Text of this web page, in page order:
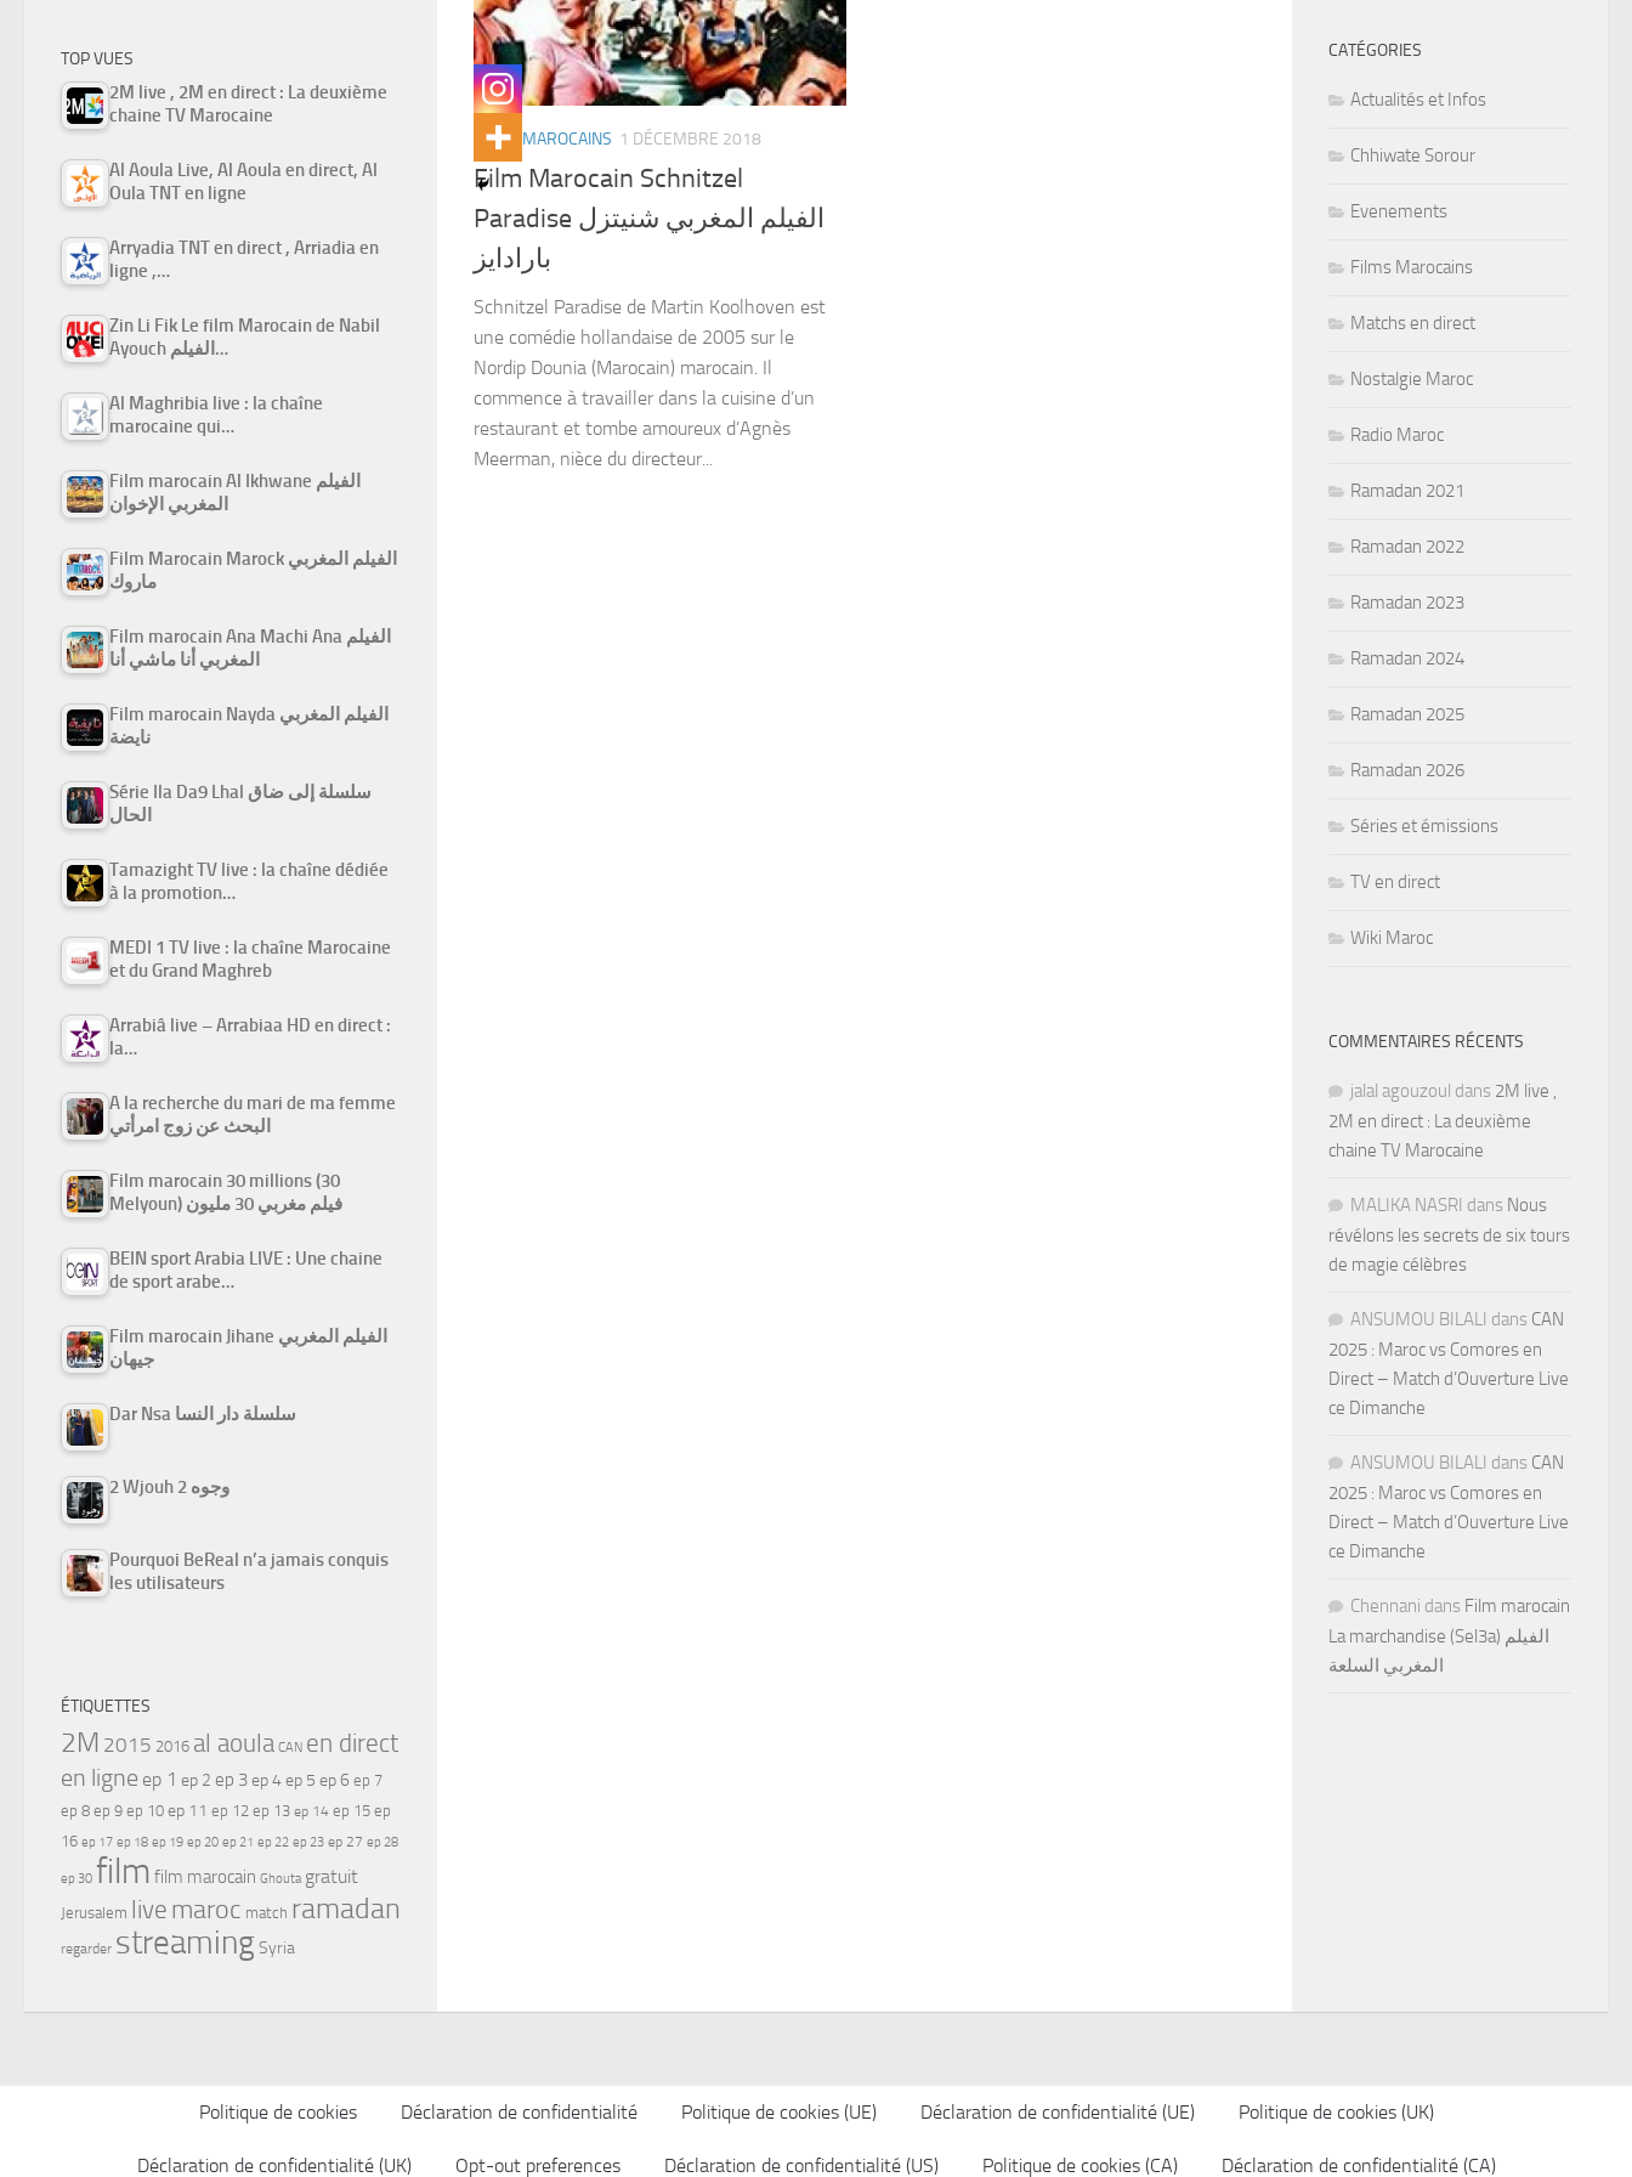
FILMS MAROCAINS 1 DÉCEMBRE 2018
Film Marocain Schnitzel
Paradise الفيلم المغربي شنيتزل
بارادايز
Schnitzel Paradise de Martin Koolhoven est
une comédie hollandaise de 2005 sur le
Nordip Dounia (Marocain) marocain. Il
commence à travailler dans la cuisine d’un
restaurant et tombe amoureux d’Agnès
Meerman, nièce du directeur...
TOP VUES
2M live , 2M en direct : La deuxième
chaine TV Marocaine
Al Aoula Live, Al Aoula en direct, Al
Oula TNT en ligne
Arryadia TNT en direct , Arriadia en
ligne ,…
Zin Li Fik Le film Marocain de Nabil
Ayouch الفيلم…
Al Maghribia live : la chaîne
marocaine qui…
Film marocain Al Ikhwane الفيلم
المغربي الإخوان
Film Marocain Marock الفيلم المغربي
ماروك
Film marocain Ana Machi Ana الفيلم
المغربي أنا ماشي أنا
Film marocain Nayda الفيلم المغربي
نايضة
Série Ila Da9 Lhal سلسلة إلى ضاق
الحال
Tamazight TV live : la chaîne dédiée
à la promotion…
MEDI 1 TV live : la chaîne Marocaine
et du Grand Maghreb
Arrabiâ live – Arrabiaa HD en direct :
la…
A la recherche du mari de ma femme
البحث عن زوج امرأتي
Film marocain 30 millions (30
Melyoun) فيلم مغربي 30 مليون
BEIN sport Arabia LIVE : Une chaine
de sport arabe…
Film marocain Jihane الفيلم المغربي
جيهان
Dar Nsa سلسلة دار النسا
2 Wjouh 2 وجوه
Pourquoi BeReal n’a jamais conquis
les utilisateurs
ÉTIQUETTES
2M 2015 2016 al aoula CAN en direct
en ligne ep 1 ep 2 ep 3ep 4ep 5 ep 6 ep 7
ep 8 ep 9 ep 10 ep 11 ep 12 ep 13 ep 14 ep 15 ep
16 ep 17 ep 18 ep 19 ep 20 ep 21 ep 22 ep 23 ep 27 ep 28
ep 30 film film marocain Ghouta gratuit
Jerusalem live maroc match ramadan
regarder streamingSyria
CATÉGORIES
Actualités et Infos
Chhiwate Sorour
Evenements
Films Marocains
Matchs en direct
Nostalgie Maroc
Radio Maroc
Ramadan 2021
Ramadan 2022
Ramadan 2023
Ramadan 2024
Ramadan 2025
Ramadan 2026
Séries et émissions
TV en direct
Wiki Maroc
COMMENTAIRES RÉCENTS
jalal agouzoul dans 2M live ,
2M en direct : La deuxième
chaine TV Marocaine
MALIKA NASRI dans Nous
révélons les secrets de six tours
de magie célèbres
ANSUMOU BILALI dans CAN
2025 : Maroc vs Comores en
Direct – Match d’Ouverture Live
ce Dimanche
ANSUMOU BILALI dans CAN
2025 : Maroc vs Comores en
Direct – Match d’Ouverture Live
ce Dimanche
Chennani dans Film marocain
La marchandise (Sel3a) الفيلم
المغربي السلعة
Politique de cookies Déclaration de confidentialité Politique de cookies (UE) Déclaration de confidentialité (UE) Politique de cookies (UK)
Déclaration de confidentialité (UK) Opt-out preferences Déclaration de confidentialité (US) Politique de cookies (CA) Déclaration de confidentialité (CA)